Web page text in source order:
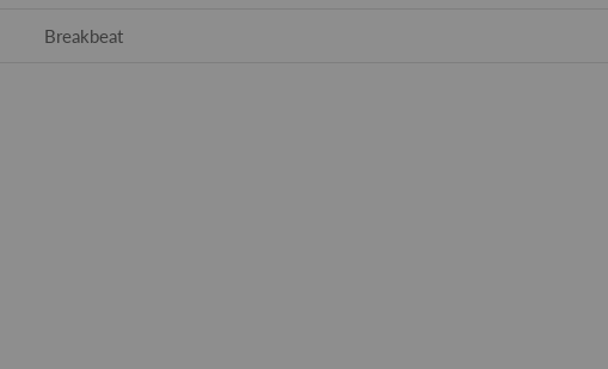
Breakbeat